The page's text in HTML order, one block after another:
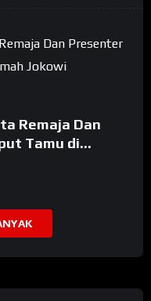
Remaja Dan
Tamu di